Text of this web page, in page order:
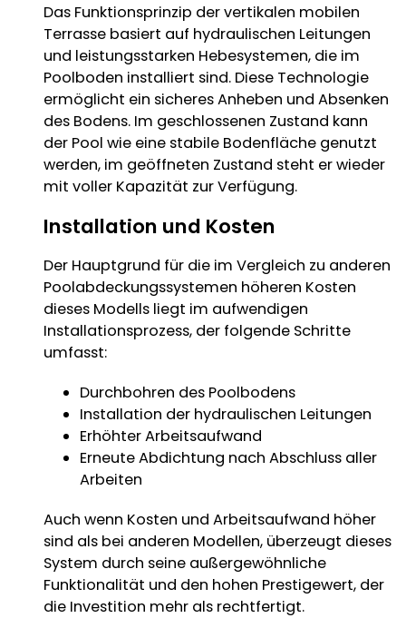
Das Funktionsprinzip der vertikalen mobilen
Terrasse basiert auf hydraulischen Leitungen
und leistungsstarken Hebesystemen, die im
Poolboden installiert sind. Diese Technologie
ermöglicht ein sicheres Anheben und Absenken
des Bodens. Im geschlossenen Zustand kann
der Pool wie eine stabile Bodenfläche genutzt
werden, im geöffneten Zustand steht er wieder
mit voller Kapazität zur Verfügung.
Installation und Kosten
Der Hauptgrund für die im Vergleich zu anderen
Poolabdeckungssystemen höheren Kosten
dieses Modells liegt im aufwendigen
Installationsprozess, der folgende Schritte
umfasst:
Durchbohren des Poolbodens
Installation der hydraulischen Leitungen
Erhöhter Arbeitsaufwand
Erneute Abdichtung nach Abschluss aller
Arbeiten
Auch wenn Kosten und Arbeitsaufwand höher
sind als bei anderen Modellen, überzeugt dieses
System durch seine außergewöhnliche
Funktionalität und den hohen Prestigewert, der
die Investition mehr als rechtfertigt.